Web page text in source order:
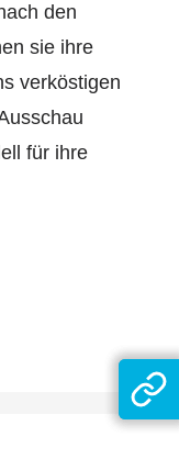
den
sie ihre
verköstigen
für ihre